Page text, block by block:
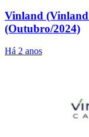
Vinland
(Outubro/2024)
Há 2 anos